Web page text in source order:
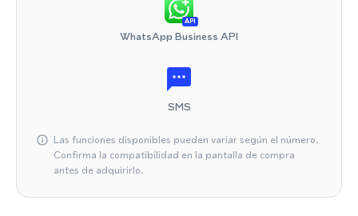
API
WhatsApp Business API
SMS
Las funciones disponibles pueden variar según el número.
Confirma la compatibilidad en la pantalla de compra
antes de adquirirlo.